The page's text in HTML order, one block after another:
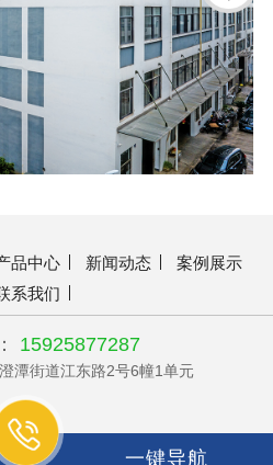
品中心 新闻动态
案例展示
系我们
15925877287
潭街道江东路2号6幢1单元
一键导航